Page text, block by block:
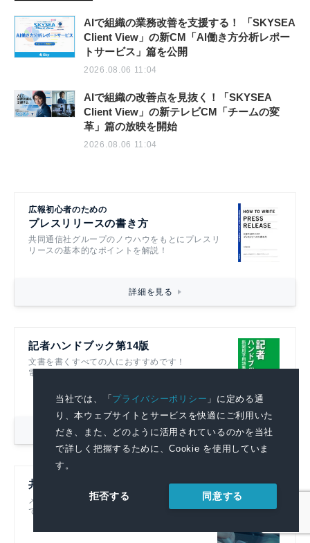
当社では、「プライバシーポリシー 」に定める通
り、本ウェブサイトとサービスを快適にご利用いた
だき、また、どのように活用されているのかを当社
で詳しく把握するために、Cookie を使用していま
す。
拒否する 同意する
AIで組織の業務改善を支援する！ 「SKYSEA
Client View」の新CM「AI働き方分析レポー
トサービス」篇を公開
2026.08.06 11:04
AIで組織の改善点を見抜く！「SKYSEA
Client View」の新テレビCM「チームの変
革」篇の放映を開始
2026.08.06 11:04
広報初心者のための
プレスリリースの書き方
共同通信社グループのノウハウをもとにプレスリ
リースの基本的なポイントを解説！
詳細を見る
記者ハンドブック第14版
文書を書くすべての人におすすめです！
電子書籍も発売中！
詳細を見る
共同通信リアルタイムニュース
メディアに提供している記事をそのまま閲覧
できる広報部門必見のニュース配信サービス